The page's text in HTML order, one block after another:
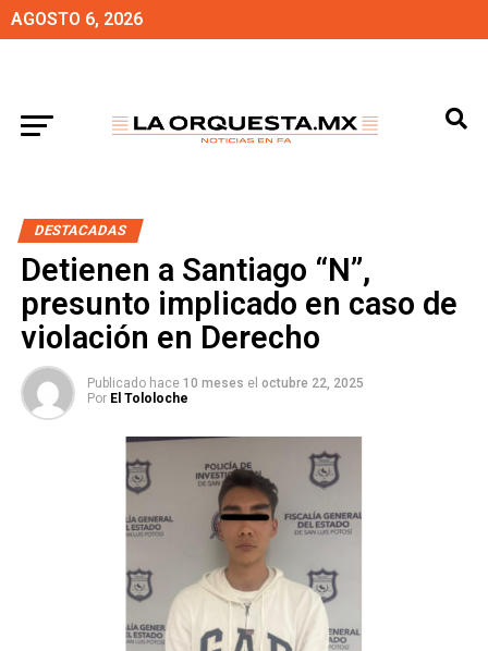
AGOSTO 6, 2026
DESTACADAS
Detienen a Santiago “N”,
presunto implicado en caso de
violación en Derecho
Publicado hace 10 meses el octubre 22, 2025
Por El Tololoche